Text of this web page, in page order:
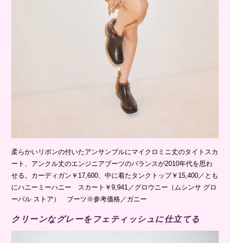
柔らかいリボンの付いたアンサンブルにマイクロミニ丈のタイトスカ
ート、アンクル丈のエンジニアブーツのバランスが2010年代を思わ
せる。カーディガン￥17,600、中に着たタンクトップ￥15,400／とも
にハニーミーハニー スカート￥9,941／グロウニー（ムシンサ グロ
ーバル ストア） ブーツ※参考価格／ガニー
クリーンなグレーをフェティッシュに仕立てる